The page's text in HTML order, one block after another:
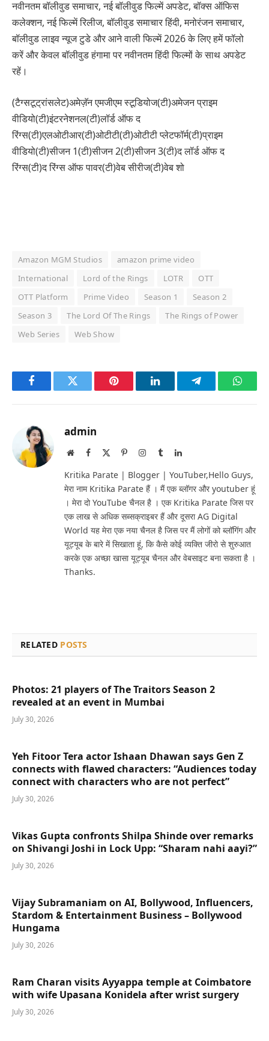
नवीनतम बॉलीवुड समाचार, नई बॉलीवुड फिल्में अपडेट, बॉक्स ऑफिस
कलेक्शन, नई फिल्में रिलीज, बॉलीवुड समाचार हिंदी, मनोरंजन समाचार,
बॉलीवुड लाइव न्यूज टुडे और आने वाली फिल्में 2026 के लिए हमें फॉलो
करें और केवल बॉलीवुड हंगामा पर नवीनतम हिंदी फिल्मों के साथ अपडेट
रहें।
(टैग्सटूट्रांसलेट)अमेज़ॅन एमजीएम स्टूडियोज(टी)अमेजन प्राइम
वीडियो(टी)इंटरनेशनल(टी)लॉर्ड ऑफ द
रिंग्स(टी)एलओटीआर(टी)ओटीटी(टी)ओटीटी प्लेटफॉर्म(टी)प्राइम
वीडियो(टी)सीजन 1(टी)सीजन 2(टी)सीजन 3(टी)द लॉर्ड ऑफ द
रिंग्स(टी)द रिंग्स ऑफ पावर(टी)वेब सीरीज(टी)वेब शो
Amazon MGM Studios
amazon prime video
International
Lord of the Rings LOTR
OTT
OTT Platform
Prime Video Season 1
Season 2
Season 3
The Lord Of The Rings
The Rings of Power
Web Series
Web Show
FacebookTwitter Pinterest LinkedInTelegram
admin
WebsiteFacebook PinterestInstagram
TumblrLinkedIn
Kritika Parate | Blogger | YouTuber,Hello Guys,
मेरा नाम Kritika Parate हैं । मैं एक ब्लॉगर और youtuber हूं
। मेरा दो YouTube चैनल है । एक Kritika Parate जिस पर
एक लाख से अधिक सब्सक्राइबर हैं और दूसरा AG Digital
World यह मेरा एक नया चैनल है जिस पर मैं लोगों को ब्लॉगिंग और
यूट्यूब के बारे में सिखाता हूं, कि कैसे कोई व्यक्ति जीरो से शुरुआत
करके एक अच्छा खासा यूट्यूब चैनल और वेबसाइट बना सकता है ।
Thanks.
RELATED POSTS
Photos: 21 players of The Traitors Season 2
revealed at an event in Mumbai
July 30, 2026
Yeh Fitoor Tera actor Ishaan Dhawan says Gen Z
connects with flawed characters: “Audiences today
connect with characters who are not perfect”
July 30, 2026
Vikas Gupta confronts Shilpa Shinde over remarks
on Shivangi Joshi in Lock Upp: “Sharam nahi aayi?”
July 30, 2026
Vijay Subramaniam on AI, Bollywood, Influencers,
Stardom & Entertainment Business – Bollywood
Hungama
July 30, 2026
Ram Charan visits Ayyappa temple at Coimbatore
with wife Upasana Konidela after wrist surgery
July 30, 2026